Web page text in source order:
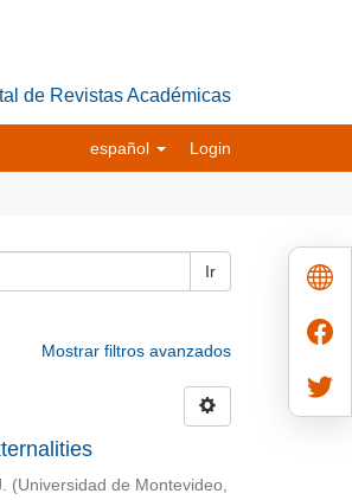
de Revistas Académicas
español Login
Ir
Mostrar filtros avanzados
(Universidad de Montevideo,